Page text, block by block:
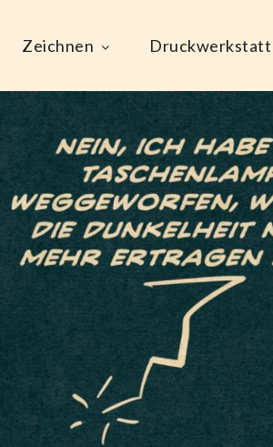
Zeichnen Druckwerkstatt